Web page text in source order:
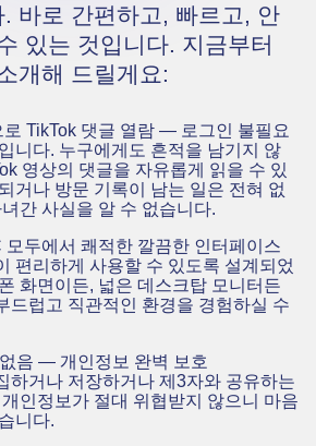
바로 간편하고, 빠르고, 안
있는 것입니다. 지금부터
개해 드릴게요:
TikTok 댓글 열람 — 로그인 불필요
니다. 누구에게도 흔적을 남기지 않
영상의 댓글을 자유롭게 읽을 수 있
거나 방문 기록이 남는 일은 전혀 없
간 사실을 알 수 없습니다.
모두에서 쾌적한 깔끔한 인터페이스
편리하게 사용할 수 있도록 설계되었
화면이든, 넓은 데스크탑 모니터든
드럽고 직관적인 환경을 경험하실 수
음 — 개인정보 완벽 보호
하거나 저장하거나 제3자와 공유하는
인정보가 절대 위협받지 않으니 마음
니다.